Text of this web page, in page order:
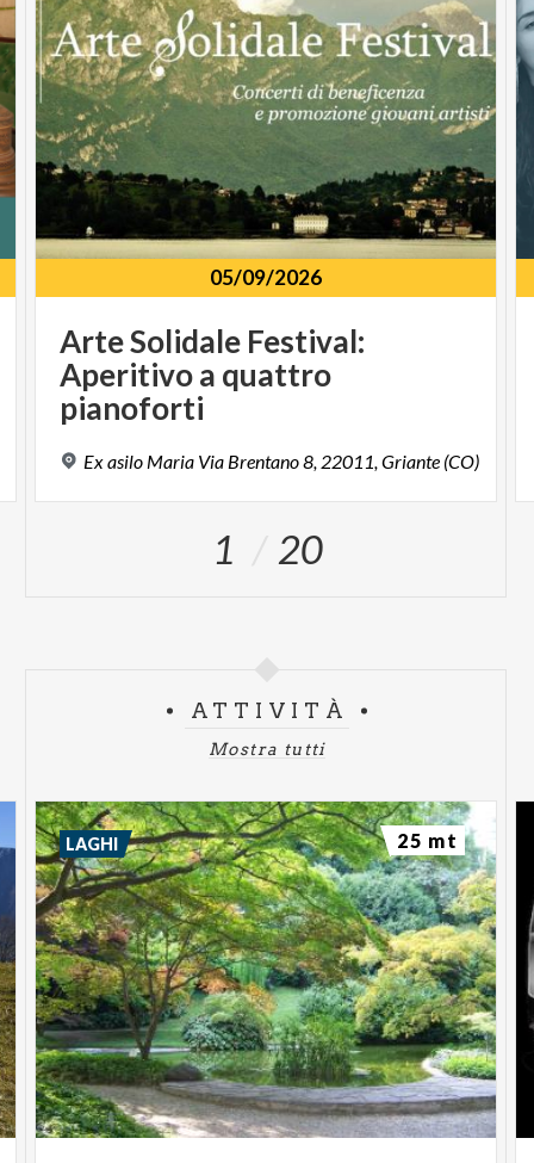
05/09/2026
Arte Solidale Festival:
Aperitivo a quattro
pianoforti
Exasilo Maria Via Brentano8, 22011, Griante (CO)
1 20
ATTIVITÀ
Mostra tutti
LAGHI 25 mt